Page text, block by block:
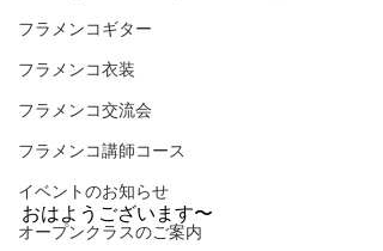
フラメンコギター
フラメンコ衣装
フラメンコ交流会
フラメンコ講師コース
イベントのお知らせ
オープンクラスのご案内
おはようございます〜